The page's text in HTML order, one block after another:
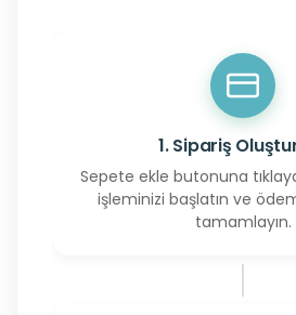
1. Sipariş
Sepete ekle butonuna
işleminizi başlatın ve
tamamlayın.